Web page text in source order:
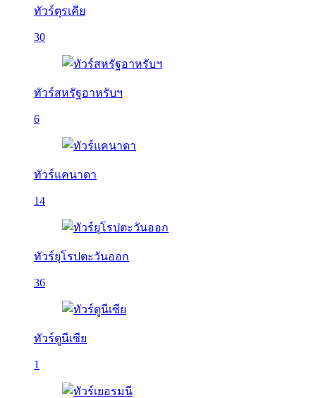
ทัวร์ตุรเคีย
30
ทัวร์สหรัฐอาหรับฯ
6
ทัวร์แคนาดา
14
ทัวร์ยุโรปตะวันออก
36
ทัวร์ตูนีเซีย
1